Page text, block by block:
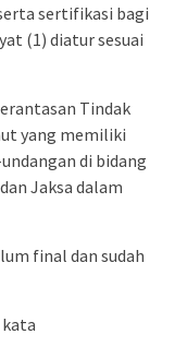
sertifikasi bagi
(1) diatur sesuai
Tindak
yang memiliki
di bidang
Jaksa dalam
final dan sudah